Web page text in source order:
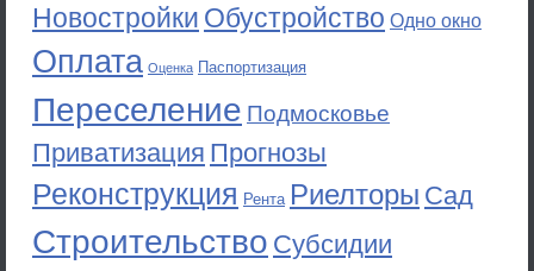
Новостройки Обустройство Одно окно
Оплата Оценка Паспортизация
Переселение Подмосковье
Приватизация Прогнозы
Реконструкция Рента Риелторы Сад
Строительство Субсидии